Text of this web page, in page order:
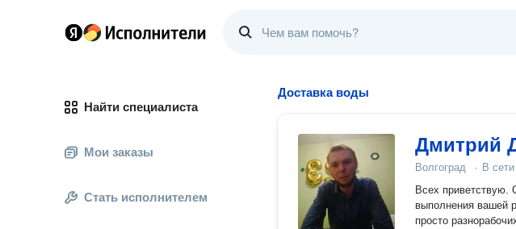
Найти специалиста
Мои заказы
Стать исполнителем
Доставка воды
Дмитрий
Волгоград · В сети
Всех приветствую.
выполнения вашей
просто